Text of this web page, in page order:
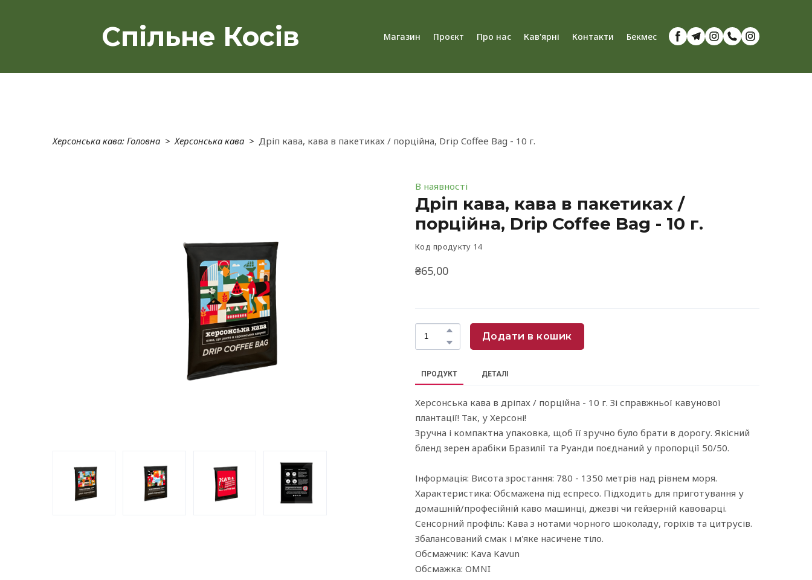
Спільне Косів Магазин Проєкт Про нас Кав'ярні Контакти Бекмес
Херсонська кава: Головна Херсонська кава Дріп кава, кава в пакетиках / порційна, Drip Coffee Bag - 10 г.
В наявності
Дріп кава, кава в пакетиках /
порційна, Drip Coffee Bag - 10 г.
Код продукту 14
₴65,00
Додати в кошик
ПРОДУКТ ДЕТАЛІ
Херсонська кава в дріпах / порційна - 10 г. Зі справжньої кавунової
плантації! Так, у Херсоні!
Зручна і компактна упаковка, щоб її зручно було брати в дорогу. Якісний
бленд зерен арабіки Бразилії та Руанди поєднаний у пропорції 50/50.
Інформація: Висота зростання: 780 - 1350 метрів над рівнем моря.
Характеристика: Обсмажена під еспресо. Підходить для приготування у
домашній/професійній каво машинці, джезві чи гейзерній кавоварці.
Сенсорний профіль: Кава з нотами чорного шоколаду, горіхів та цитрусів.
Збалансований смак і м'яке насичене тіло.
Обсмажчик: Kava Kavun
Обсмажка: OMNI